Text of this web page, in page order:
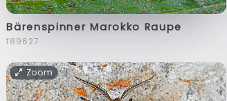
Bärenspinner Marokko Raupe
f89627
Zoom